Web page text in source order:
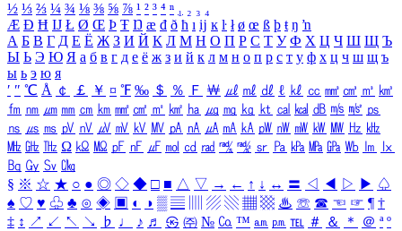
½ ⅓ ⅔ ¼ ¾ ⅛ ⅜ ⅝ ⅞ ¹ ² ³ ⁴ ⁿ ₁ ₂ ₃ ₄
Æ Ð Ħ Ĳ Ł Ø Œ Þ Ŧ Ŋ æ đ ð ħ ı ĳ ĸ ŀ ł ø œ ß þ ŧ ŋ ŉ
А Б В Г Д Е Ё Ж З И Й К Л М Н О П Р С Т У Ф Х Ц Ч Ш Щ Ъ
Ы Ь Э Ю Я а б в г д е ё ж з и й к л м н о п р с т у ф х ц ч ш щ ъ
ы ь э ю я
′ ″ ℃ Å ￠ ￡ ￥ ¤ ℉ ‰ ＄ ％ Ｆ ￦ ㎕ ㎖ ㎗ ℓ ㎘ ㏄ ㎣ ㎤ ㎥ ㎦
㎙ ㎚ ㎛ ㎜ ㎝ ㎞ ㎟ ㎠ ㎡ ㎢ ㏊ ㎍ ㎎ ㎏ ㏏ ㎈ ㎉ ㏈ ㎧ ㎨ ㎰
㎱ ㎲ ㎳ ㎴ ㎵ ㎶ ㎷ ㎸ ㎹ ㎀ ㎁ ㎂ ㎃ ㎄ ㎺ ㎻ ㎽ ㎾ ㎿ ㎐ ㎑
㎒ ㎓ ㎔ Ω ㏀ ㏁ ㎊ ㎋ ㎌ ㏖ ㏅ ㎭ ㎮ ㎯ ㏛ ㎩ ㎪ ㎫ ㎬ ㏝ ㏐
㏓
㏃ ㏉ ㏜ ㏆
§ ※ ☆ ★ ○ ● ◎ ◇ ◆ □ ■ △ ▽ → ← ↑ ↓ ↔ 〓 ◁ ◀ ▷ ▶ ♤
♠ ♡ ♥ ♧ ♣ ⊙ ◈ ▣ ◐ ◑ ▒ ▤ ▨ ▧ ▦ ▩ ♨ ☏ ☎ ☜ ☞ ¶ †
‡ ↕ ↗ ↙ ↖ ↘ ♭ ♩ ♪ ♬ ㉿ ㈜ № ㏇ ™ ㏂ ㏘ ℡ ＃ ＆ ＊ ＠ ª º